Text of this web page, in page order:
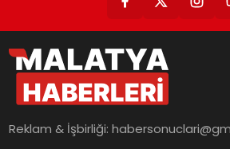
Reklam & İşbirliği: